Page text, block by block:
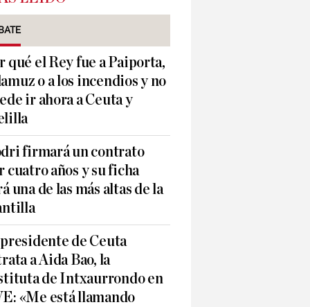
qué el Rey fue a Paiporta,
o a los incendios y no
ir ahora a Ceuta y
firmará un contrato
cuatro años y su ficha
una de las más altas de la
de Ceuta
a Aida Bao, la
de Intxaurrondo en
«Me está llamando